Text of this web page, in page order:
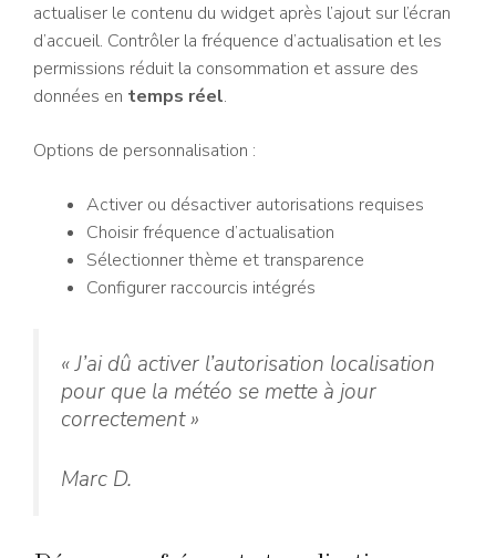
actualiser le contenu du widget après l’ajout sur l’écran
d’accueil. Contrôler la fréquence d’actualisation et les
permissions réduit la consommation et assure des
données en temps réel.
Options de personnalisation :
Activer ou désactiver autorisations requises
Choisir fréquence d’actualisation
Sélectionner thème et transparence
Configurer raccourcis intégrés
« J’ai dû activer l’autorisation localisation
pour que la météo se mette à jour
correctement »
Marc D.